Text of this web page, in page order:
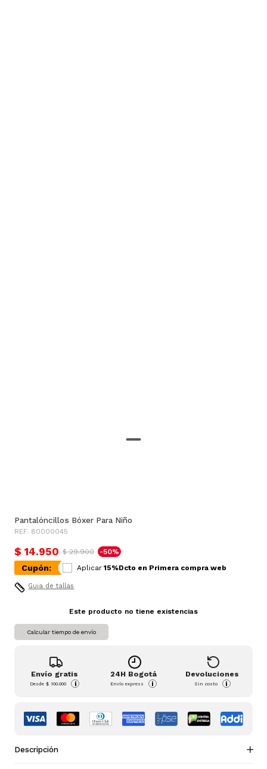
Pantalóncillos Bóxer Para Niño
REF. 80000045
$ 14.950 $ 29.900 -50%
Cupón: Aplicar 15%Dcto en Primera compra web
Guia de tallas
Este producto no tiene existencias
Calcular tiempo de envío
Envío gratis
Desde$ 100.000 i
24H Bogotá
Envío express i
Devoluciones
Sin costo i
Descripción